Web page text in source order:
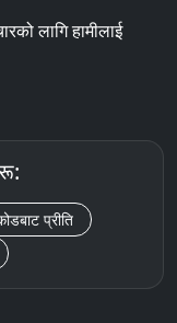
लागि हामीलाई
प्रीति